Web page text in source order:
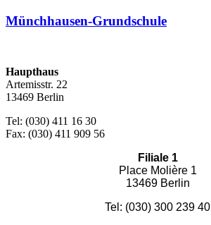
Münchhausen-Grundschule
Haupthaus
Artemisstr. 22
13469 Berlin
Tel: (030) 411 16 30
Fax: (030) 411 909 56
Filiale 1
Place Molière 1
13469 Berlin
Tel: (030) 300 239 40